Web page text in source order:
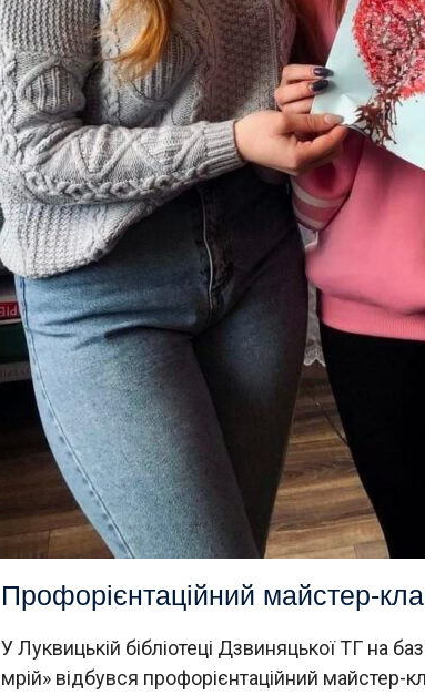
Профорієнтаційний майстер-
У Луквицькій бібліотеці Дзвиняцької ТГ на
мрій» відбувся профорієнтаційний майстер-